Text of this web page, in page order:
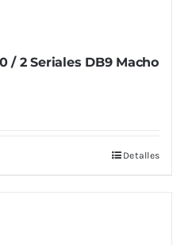
/ 2 Seriales DB9 Macho
Detalles